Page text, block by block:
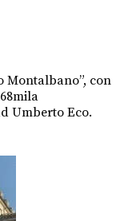
Montalbano”, con
Umberto Eco.